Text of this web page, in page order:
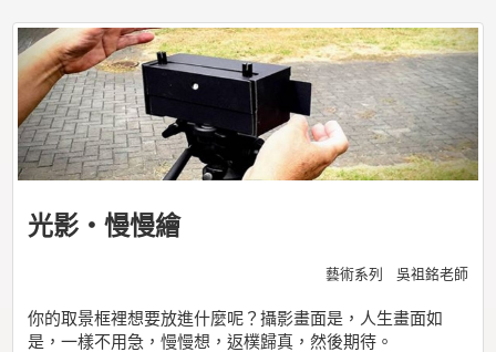
光影・慢慢繪
藝術系列 吳祖銘老師
你的取景框裡想要放進什麼呢？攝影畫面是，人生畫面如
是，一樣不用急，慢慢想，返樸歸真，然後期待。